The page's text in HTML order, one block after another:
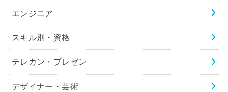
エンジニア
スキル別・資格
テレカン・プレゼン
デザイナー・芸術